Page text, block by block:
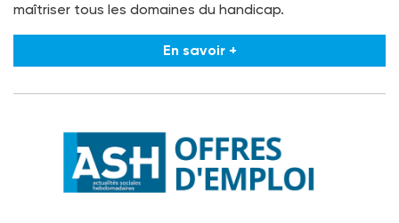
maîtriser tous les domaines du handicap.
En savoir +